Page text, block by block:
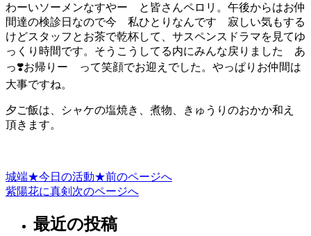
わーいソーメンなすやー と皆さんペロリ。午後からはお仲
間達の検診日なので今 私ひとりなんです 寂しい気もする
けどスタッフとお茶で乾杯して、サスペンスドラマを見てゆ
っくり時間です。そうこうしてる内にみんな戻りました あ
っ❣️お帰りー って笑顔でお迎えでした。やっぱりお仲間は
大事ですね。
夕ご飯は、シャケの塩焼き、煮物、きゅうりのおかか和え
頂きます。
投
稿
城端★今日の活動★前のページへ
紫陽花に真剣 次のページへ
最近の投稿